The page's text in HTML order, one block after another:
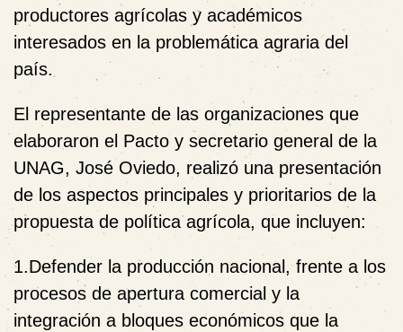
productores agrícolas y académicos
interesados en la problemática agraria del
país.
El representante de las organizaciones que
elaboraron el Pacto y secretario general de la
UNAG, José Oviedo, realizó una presentación
de los aspectos principales y prioritarios de la
propuesta de política agrícola, que incluyen:
1.Defender la producción nacional, frente a los
procesos de apertura comercial y la
integración a bloques económicos que la